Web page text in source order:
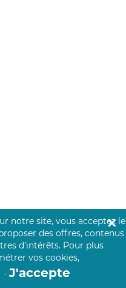
notre site, vous acceptez le
des offres, contenus
d’intérêts. Pour plus
vos cookies,
. J'accepte
✕